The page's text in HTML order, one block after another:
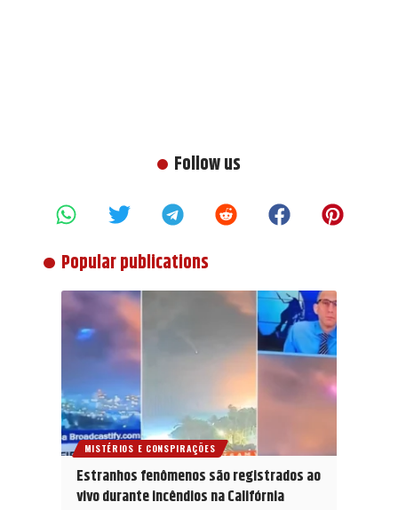
Follow us
Popular publications
MISTÉRIOS E CONSPIRAÇÕES
Estranhos fenômenos são registrados ao
vivo durante incêndios na Califórnia